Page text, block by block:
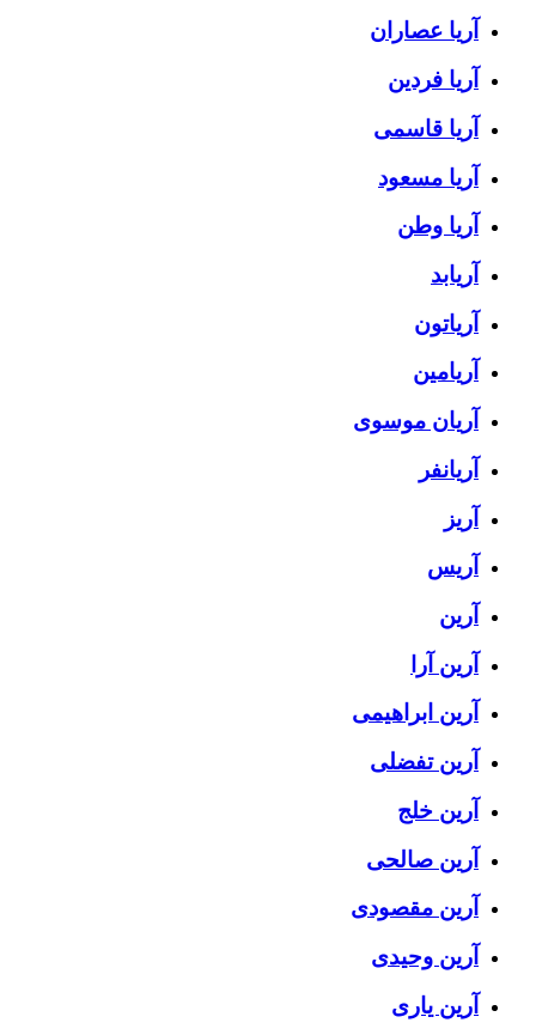
آریا عصاران
آریا فردین
آریا قاسمی
آریا مسعود
آریا وطن
آریابد
آریاتون
آریامین
آریان موسوی
آریانفر
آریز
آریس
آرین
آرین آرا
آرین ابراهیمی
آرین تفضلی
آرین خلج
آرین صالحی
آرین مقصودی
آرین وحیدی
آرین یاری